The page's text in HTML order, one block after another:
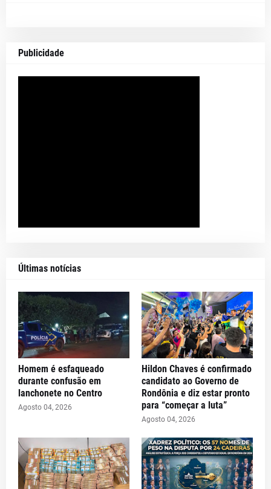
Publicidade
Últimas notícias
Homem é esfaqueado
durante confusão em
lanchonete no Centro
Agosto 04, 2026
Hildon Chaves é confirmado
candidato ao Governo de
Rondônia e diz estar pronto
para “começar a luta”
Agosto 04, 2026